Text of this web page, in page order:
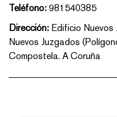
Teléfono: 981540385
Dirección: Edificio Nuevos
Nuevos Juzgados
Compostela. A Coruña